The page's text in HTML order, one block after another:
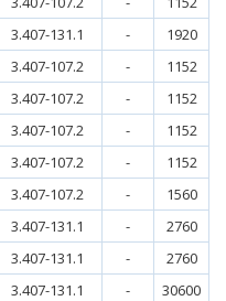
3.407-131.1 -
1920
3.407-107.2 -
1152
3.407-107.2 -
1152
3.407-107.2 -
1152
3.407-107.2 -
1152
3.407-107.2 -
1560
3.407-131.1 -
2760
3.407-131.1 -
2760
3.407-131.1 -
30600